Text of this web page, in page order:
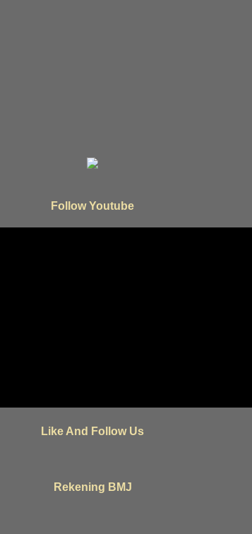
Follow Youtube
Like And Follow Us
Rekening BMJ